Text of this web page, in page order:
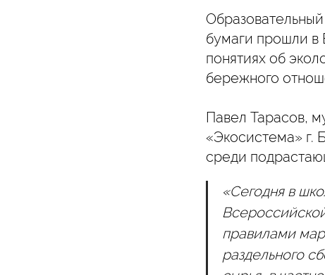
бумаги прошли в
понятиях об
бережного
Павел Тарасов,
«Экосистема» г.
среди
«Сегодня в
правилами
раздельного